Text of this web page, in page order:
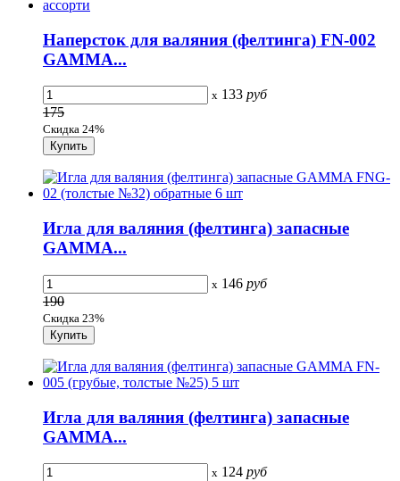
Наперсток для валяния (фелтинга) FN-002
GAMMA...
x 133 руб
175
Скидка 24%
Игла для валяния (фелтинга) запасные
GAMMA...
x 146 руб
190
Скидка 23%
Игла для валяния (фелтинга) запасные
GAMMA...
x 124 руб